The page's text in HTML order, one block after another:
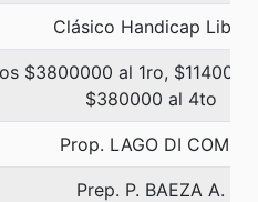
Clásico Handicap Libre
$3800000 al 1ro,
$380000 al 4to
Prop. LAGO DI COMO
Prep. P. BAEZA A.